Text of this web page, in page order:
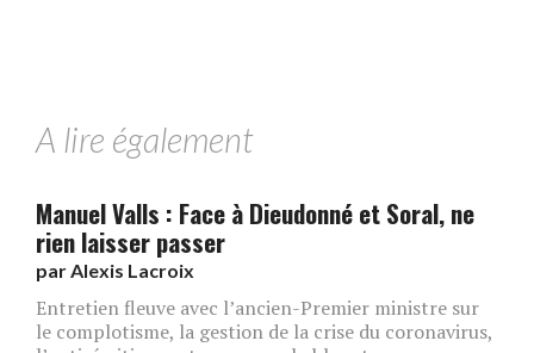
A lire également
Manuel Valls : Face à Dieudonné et Soral, ne
rien laisser passer
parAlexis Lacroix
Entretien fleuve avec l’ancien-Premier ministre sur
le complotisme, la gestion de la crise du coronavirus,